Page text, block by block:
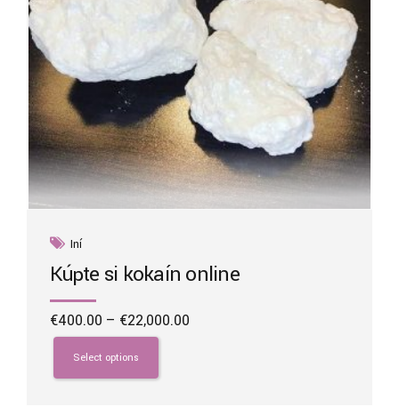
Iní
Kúpte si kokaín online
€400.00 – €22,000.00
Select options
This
product
has